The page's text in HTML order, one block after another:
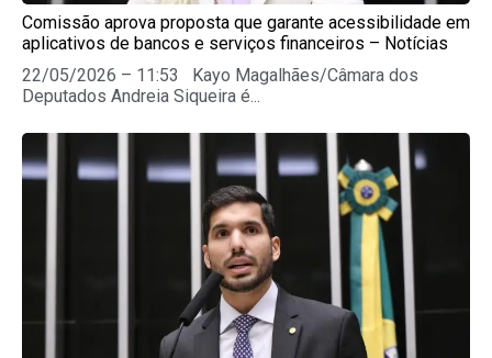
Comissão aprova proposta que garante acessibilidade em
aplicativos de bancos e serviços financeiros – Notícias
22/05/2026 – 11:53 Kayo Magalhães/Câmara dos
Deputados Andreia Siqueira é...